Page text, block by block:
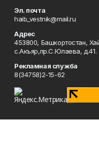
Эл. почта
haib_vestnik@mail.ru
Адрес
453800, Башкортостан,
с.Акъяр,пр.С.Юлаева, д.41.
Рекламная служба
8(34758)2-15-62